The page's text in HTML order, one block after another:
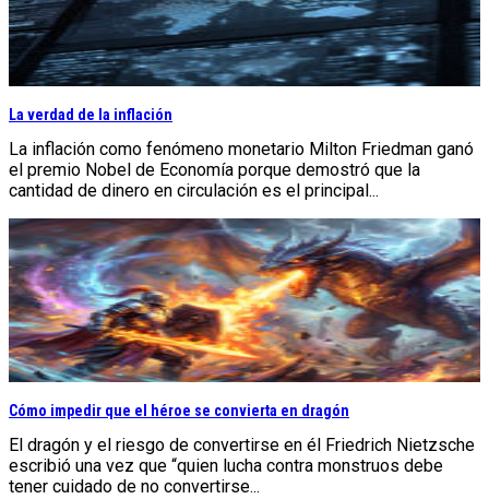
La verdad de la inflación
La inflación como fenómeno monetario Milton Friedman ganó
el premio Nobel de Economía porque demostró que la
cantidad de dinero en circulación es el principal...
Cómo impedir que el héroe se convierta en dragón
El dragón y el riesgo de convertirse en él Friedrich Nietzsche
escribió una vez que “quien lucha contra monstruos debe
tener cuidado de no convertirse...